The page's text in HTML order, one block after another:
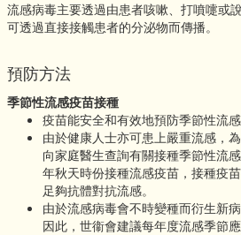
流感病毒主要透過由患者咳嗽、打噴嚏或
可透過直接接觸患者的分泌物而傳播。
預防方法
季節性流感疫苗接種
疫苗能安全和有效地預防季節性流
由於健康人士亦可患上嚴重流感，
向家庭醫生查詢有關接種季節性流
年秋天時份接種流感疫苗，接種疫
足夠抗體對抗流感。
由於流感病毒會不時變種而衍生新
因此，世衞會建議每年度流感季節